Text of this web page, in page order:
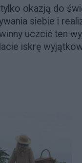
okazją do
siebie i
uczcić ten
iskrę